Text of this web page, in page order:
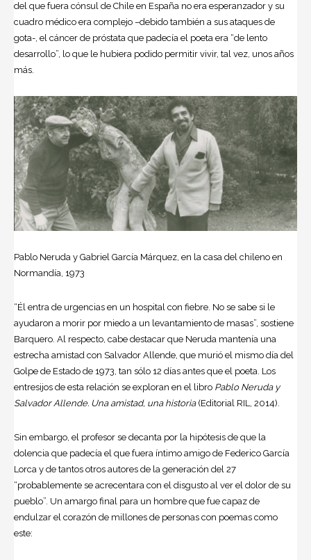
del que fuera cónsul de Chile en España no era esperanzador y su
cuadro médico era complejo –debido también a sus ataques de
gota-, el cáncer de próstata que padecía el poeta era “de lento
desarrollo”, lo que le hubiera podido permitir vivir, tal vez, unos años
más.
Pablo Neruda y Gabriel García Márquez, en la casa del chileno en
Normandía, 1973
“Él entra de urgencias en un hospital con fiebre. No se sabe si le
ayudaron a morir por miedo a un levantamiento de masas”, sostiene
Barquero. Al respecto, cabe destacar que Neruda mantenía una
estrecha amistad con Salvador Allende, que murió el mismo día del
Golpe de Estado de 1973, tan sólo 12 días antes que el poeta. Los
entresijos de esta relación se exploran en el libro Pablo Neruda y
Salvador Allende. Una amistad, una historia(Editorial RIL, 2014).
Sin embargo, el profesor se decanta por la hipótesis de que la
dolencia que padecía el que fuera íntimo amigo de Federico García
Lorca y de tantos otros autores de la generación del 27
“probablemente se acrecentara con el disgusto al ver el dolor de su
pueblo”. Un amargo final para un hombre que fue capaz de
endulzar el corazón de millones de personas con poemas como
este: